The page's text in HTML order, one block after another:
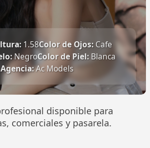
1.58Color de Ojos:Cafe
NegroColor de Piel: Blanca
Agencia:Ac Models
disponible para
comerciales y pasarela.